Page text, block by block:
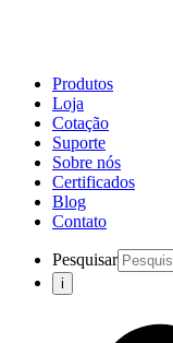
Produtos
Loja
Cotação
Suporte
Sobre nós
Certificados
Blog
Contato
Pesquisar